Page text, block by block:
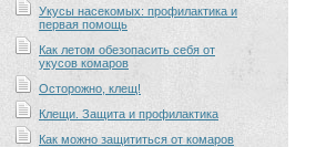
Укусы насекомых: профилактика и
первая помощь
Как летом обезопасить себя от
укусов комаров
Осторожно, клещ!
Клещи. Защита и профилактика
Как можно защититься от комаров